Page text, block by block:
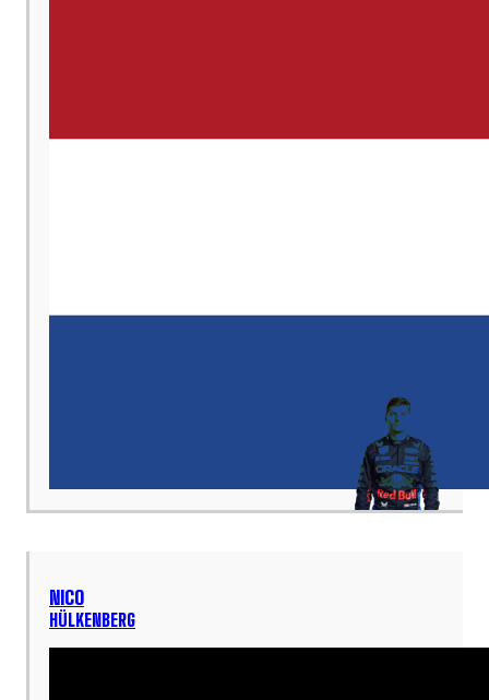
NICO
HÜLKENBERG